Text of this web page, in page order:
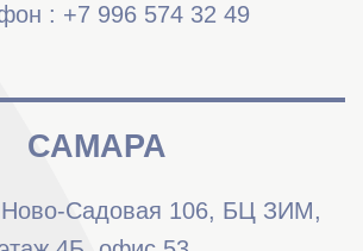
: +7 996 574 32 49
САМАРА
Садовая 106, БЦ ЗИМ,